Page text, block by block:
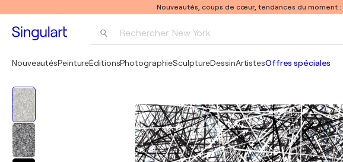
Nouveautés, coups de cœur, tendances du moment :
Rechercher New York
Pablo Picasso
NouveautésPeintureÉditionsPhotographieSculptureDessinArtistesOffres spéciales